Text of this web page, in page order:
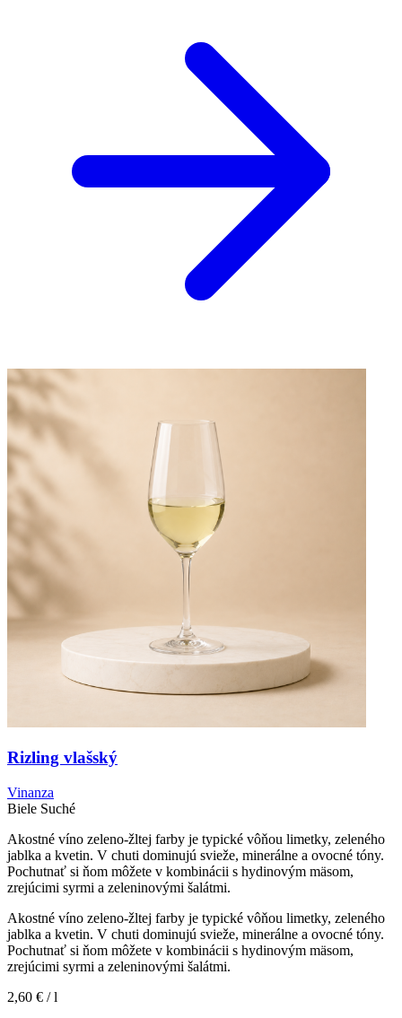
Rizling vlašský
Vinanza
Biele Suché
Akostné víno zeleno-žltej farby je typické vôňou limetky, zeleného
jablka a kvetin. V chuti dominujú svieže, minerálne a ovocné tóny.
Pochutnať si ňom môžete v kombinácii s hydinovým mäsom,
zrejúcimi syrmi a zeleninovými šalátmi.
Akostné víno zeleno-žltej farby je typické vôňou limetky, zeleného
jablka a kvetin. V chuti dominujú svieže, minerálne a ovocné tóny.
Pochutnať si ňom môžete v kombinácii s hydinovým mäsom,
zrejúcimi syrmi a zeleninovými šalátmi.
2,60 € / l